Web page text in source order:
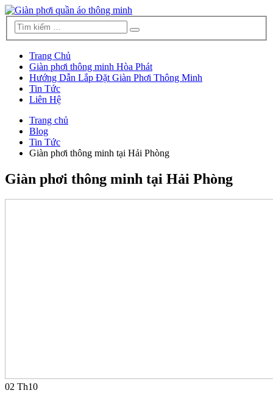
Trang Chủ
Giàn phơi thông minh Hòa Phát
Hướng Dẫn Lắp Đặt Giàn Phơi Thông Minh
Tin Tức
Liên Hệ
Trang chủ
Blog
Tin Tức
Giàn phơi thông minh tại Hải Phòng
Giàn phơi thông minh tại Hải Phòng
02 Th10